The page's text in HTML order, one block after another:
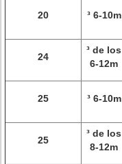
20 ³ 6-10m
24
³ de los
6-12m
25 ³ 6-10m
25
³ de los
8-12m